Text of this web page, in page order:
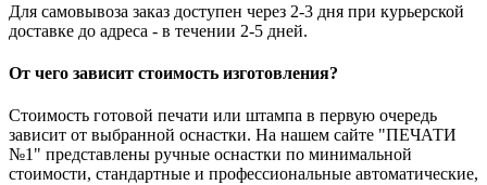
Для самовывоза заказ доступен через 2-3 дня при курьерской
доставке до адреса - в течении 2-5 дней.
От чего зависит стоимость изготовления?
Стоимость готовой печати или штампа в первую очередь
зависит от выбранной оснастки. На нашем сайте "ПЕЧАТИ
№1" представлены ручные оснастки по минимальной
стоимости, стандартные и профессиональные автоматические,